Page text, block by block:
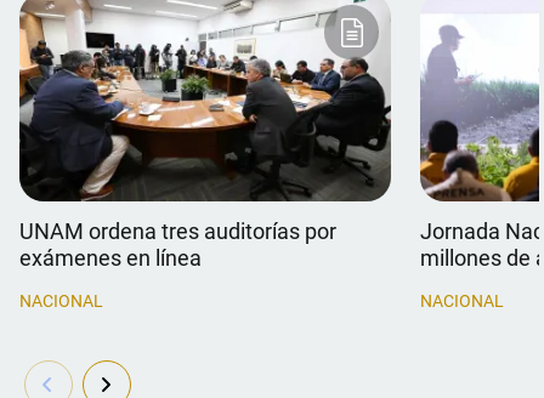
UNAM ordena tres auditorías por
exámenes en línea
NACIONAL
Jornada
millones de
NACIONAL